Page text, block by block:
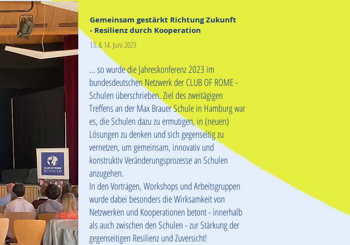
Gemeinsam gestärkt Richtung Zukunft
- Resilienz durch Kooperation
13. & 14. Juni 2023
... so wurde die Jahreskonferenz 2023 im
bundesdeutschen Netzwerk der CLUB OF ROME -
Schulen überschrieben. Ziel des zweitägigen
Treffens an der Max Brauer Schule in Hamburg war
es, die Schulen dazu zu ermutigen, in (neuen)
Lösungen zu denken und sich gegenseitig zu
vernetzen, um gemeinsam, innovativ und
konstruktiv Veränderungsprozesse an Schulen
anzugehen.
In den Vorträgen, Workshops und Arbeitsgruppen
wurde dabei besonders die Wirksamkeit von
Netzwerken und Kooperationen betont - innerhalb
als auch zwischen den Schulen - zur Stärkung der
gegenseitigen Resilienz und Zuversicht!